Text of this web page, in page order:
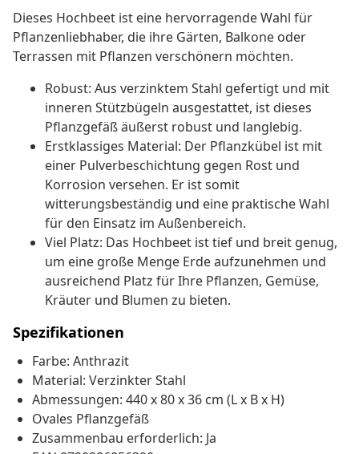
Dieses Hochbeet ist eine hervorragende Wahl für
Pflanzenliebhaber, die ihre Gärten, Balkone oder
Terrassen mit Pflanzen verschönern möchten.
Robust: Aus verzinktem Stahl gefertigt und mit
inneren Stützbügeln ausgestattet, ist dieses
Pflanzgefäß äußerst robust und langlebig.
Erstklassiges Material: Der Pflanzkübel ist mit
einer Pulverbeschichtung gegen Rost und
Korrosion versehen. Er ist somit
witterungsbeständig und eine praktische Wahl
für den Einsatz im Außenbereich.
Viel Platz: Das Hochbeet ist tief und breit genug,
um eine große Menge Erde aufzunehmen und
ausreichend Platz für Ihre Pflanzen, Gemüse,
Kräuter und Blumen zu bieten.
Spezifikationen
Farbe: Anthrazit
Material: Verzinkter Stahl
Abmessungen: 440 x 80 x 36 cm (L x B x H)
Ovales Pflanzgefäß
Zusammenbau erforderlich: Ja